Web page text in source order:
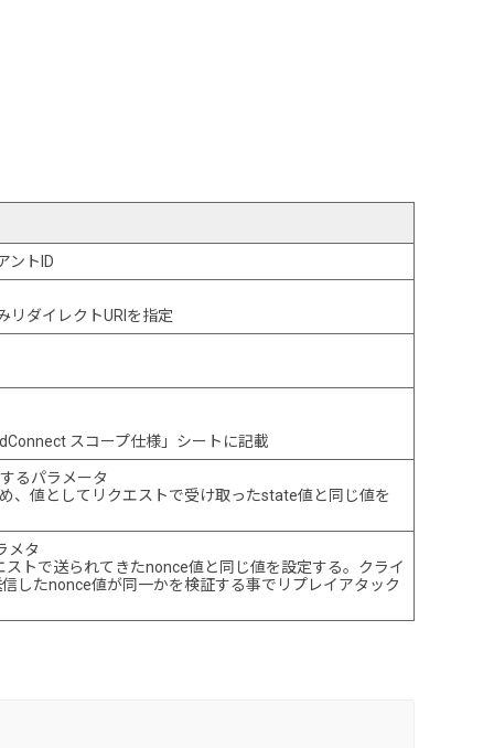
ントID
リダイレクトURIを指定
スコープ仕様」シートに記載
るパラメータ
、値としてリクエストで受け取ったstate値と同じ値を
メタ
トで送られてきたnonce値と同じ値を設定する。クライ
したnonce値が同一かを検証する事でリプレイアタック